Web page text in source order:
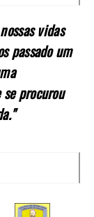
vidas
passado um
procurou